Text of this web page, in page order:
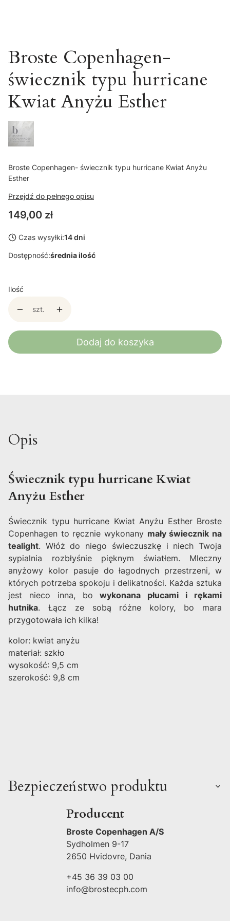
Broste Copenhagen-
świecznik typu hurricane
Kwiat Anyżu Esther
Broste Copenhagen- świecznik typu hurricane Kwiat Anyżu
Esther
Przejdź do pełnego opisu
Cena
149,00 zł
Czas wysyłki:14 dni
Dostępność:średnia ilość
Ilość
szt.
Dodaj do koszyka
Opis
Świecznik typu hurricane Kwiat
Anyżu Esther
Świecznik typu hurricane Kwiat Anyżu Esther Broste
Copenhagen to ręcznie wykonany mały świecznik na
tealight. Włóż do niego świeczuszkę i niech Twoja
sypialnia rozbłyśnie pięknym światłem. Mleczny
anyżowy kolor pasuje do łagodnych przestrzeni, w
których potrzeba spokoju i delikatności. Każda sztuka
jest nieco inna, bowykonana płucami i rękami
hutnika. Łącz ze sobą różne kolory, bo mara
przygotowała ich kilka!
kolor: kwiat anyżu
materiał: szkło
wysokość: 9,5 cm
szerokość: 9,8 cm
Bezpieczeństwo produktu
Producent
Broste Copenhagen A/S
Sydholmen 9-17
2650 Hvidovre, Dania
+45 36 39 03 00
info@brostecph.com